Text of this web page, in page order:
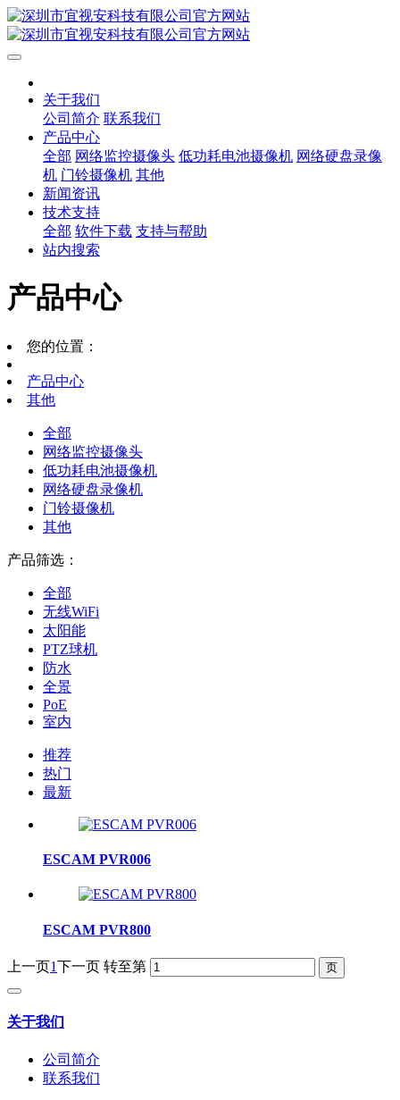
关于我们
公司简介 联系我们
产品中心
全部 网络监控摄像头 低功耗电池摄像机 网络硬盘录像
机 门铃摄像机 其他
新闻资讯
技术支持
全部 软件下载 支持与帮助
站内搜索
产品中心
您的位置：
产品中心
其他
全部
网络监控摄像头
低功耗电池摄像机
网络硬盘录像机
门铃摄像机
其他
产品筛选：
全部
无线WiFi
太阳能
PTZ球机
防水
全景
PoE
室内
推荐
热门
最新
ESCAM PVR006
ESCAM PVR800
上一页1下一页 转至第
关于我们
公司简介
联系我们